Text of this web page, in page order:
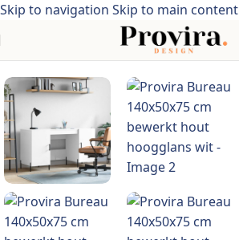
Skip to navigation Skip to main content
industriële stijl